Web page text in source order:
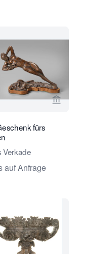
von Limburg
fürs
Verkade
auf Anfrage